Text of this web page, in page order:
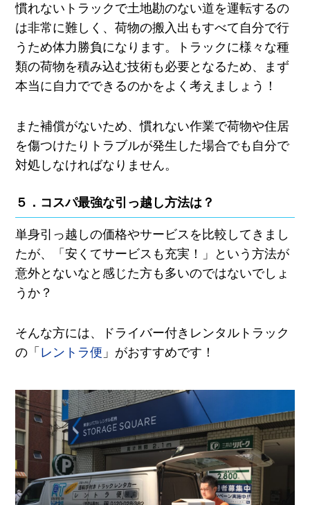
慣れないトラックで土地勘のない道を運転するの
は非常に難しく、荷物の搬入出もすべて自分で行
うため体力勝負になります。トラックに様々な種
類の荷物を積み込む技術も必要となるため、まず
本当に自力でできるのかをよく考えましょう！
また補償がないため、慣れない作業で荷物や住居
を傷つけたりトラブルが発生した場合でも自分で
対処しなければなりません。
５．コスパ最強な引っ越し方法は？
単身引っ越しの価格やサービスを比較してきまし
たが、「安くてサービスも充実！」という方法が
意外とないなと感じた方も多いのではないでしょ
うか？
そんな方には、ドライバー付きレンタルトラック
の「 レントラ便 」がおすすめです！